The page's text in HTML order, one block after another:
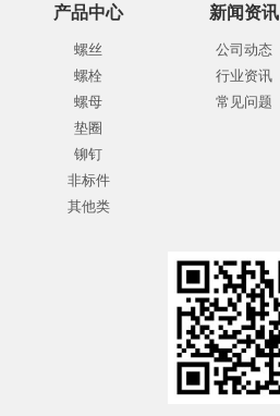
产品中心
螺丝
螺栓
螺母
垫圈
铆钉
非标件
其他类
新闻资讯
公司动态
行业资讯
常见问题